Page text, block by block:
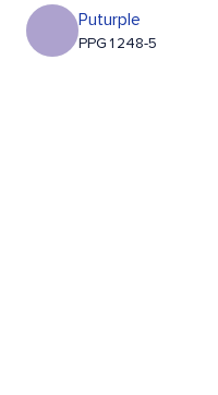
Puturple
PPG1248-5